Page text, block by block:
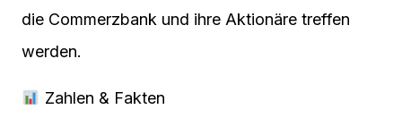
die Commerzbank und ihre Aktionäre treffen
werden.
Zahlen & Fakten